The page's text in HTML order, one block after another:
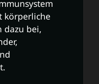
körperliche
dazu bei,